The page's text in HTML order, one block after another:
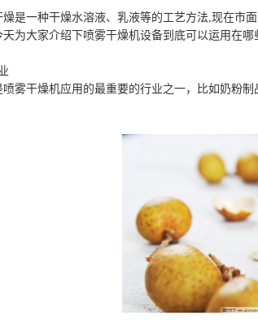
一种干燥水溶液、乳液等的工艺方法,现在市面
为大家介绍下喷雾干燥机设备到底可以运用在哪
雾干燥机应用的最重要的行业之一，比如奶粉